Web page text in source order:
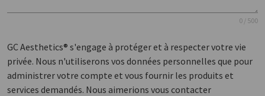
0 / 500
GC Aesthetics® s'engage à protéger et à respecter votre vie
privée. Nous n'utiliserons vos données personnelles que pour
administrer votre compte et vous fournir les produits et
services demandés. Nous aimerions vous contacter